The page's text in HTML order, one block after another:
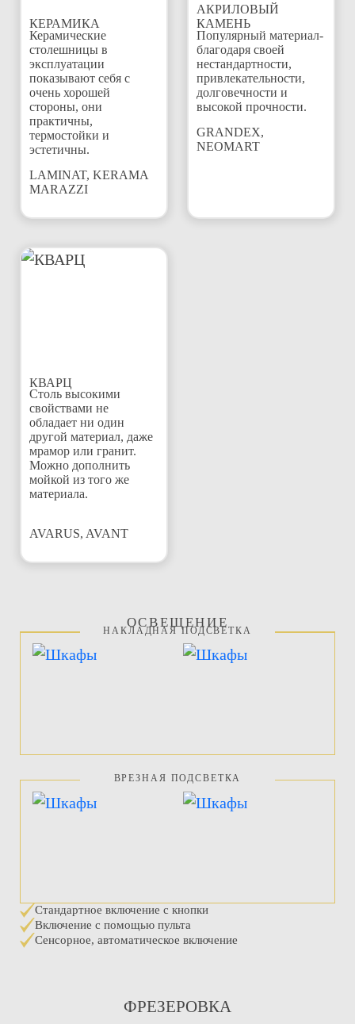
КЕРАМИКА
Керамические
столешницы в
эксплуатации
показывают себя с
очень хорошей
стороны, они
практичны,
термостойки и
эстетичны.
LAMINAT, KERAMA
MARAZZI
АКРИЛОВЫЙ
КАМЕНЬ
Популярный материал-
благодаря своей
нестандартности,
привлекательности,
долговечности и
высокой прочности.
GRANDEX,
NEOMART
КВАРЦ
Столь высокими
свойствами не
обладает ни один
другой материал, даже
мрамор или гранит.
Можно дополнить
мойкой из того же
материала.
AVARUS, AVANT
ОСВЕЩЕНИЕ
НАКЛАДНАЯ ПОДСВЕТКА
ВРЕЗНАЯ ПОДСВЕТКА
Стандартное включение с кнопки
Включение с помощью пульта
Сенсорное, автоматическое включение
ФРЕЗЕРОВКА